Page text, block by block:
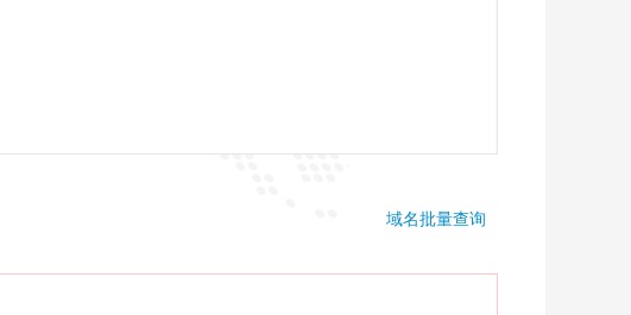
域名批量查询